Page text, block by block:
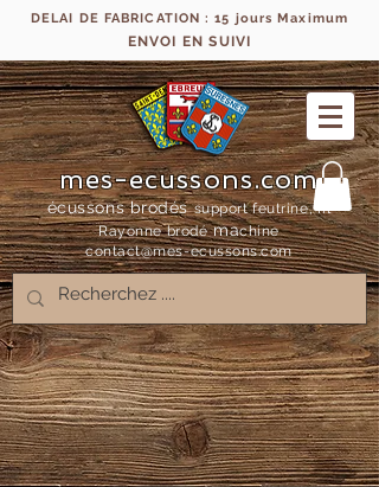
DELAI DE FABRICATION : 15 jours Maximum
ENVOI EN SUIVI
mes-ecussons.com
écussons brodés support feutrine, fil
Rayonne brodémachine
contact@mes-ecussons.com